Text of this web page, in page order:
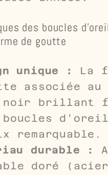
des boucles
de goutte
unique :
La
associée au
noir brillant
boucles
remarquable.
durable :
doré (acier